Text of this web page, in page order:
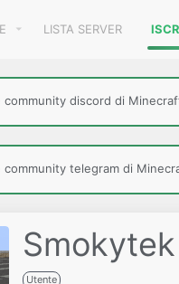
LISTA SERVER
community discord di
community telegram di
Smokytek
Utente